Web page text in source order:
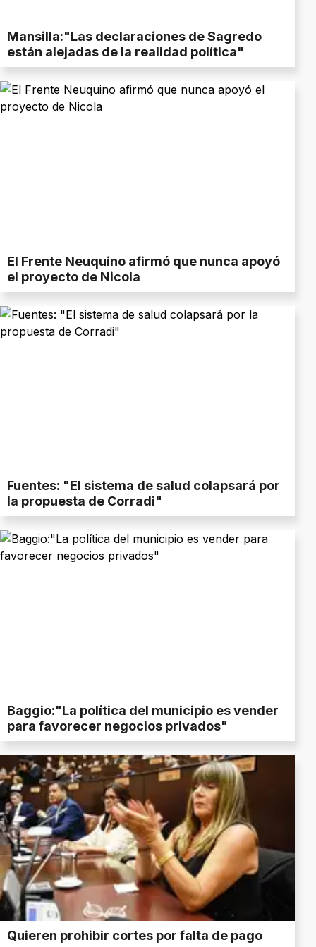
Mansilla:"Las declaraciones de Sagredo
están alejadas de la realidad política"
El Frente Neuquino afirmó que nunca apoyó
el proyecto de Nicola
Fuentes: "El sistema de salud colapsará por
la propuesta de Corradi"
Baggio:"La política del municipio es vender
para favorecer negocios privados"
Quieren prohibir cortes por falta de pago